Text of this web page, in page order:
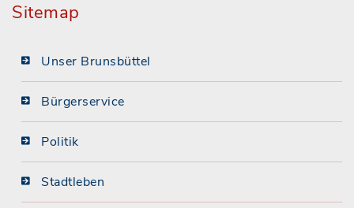
Sitemap
Unser Brunsbüttel
Bürgerservice
Politik
Stadtleben